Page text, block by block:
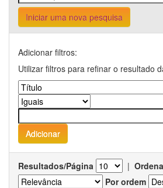
Iniciar uma nova pesquisa
Adicionar filtros:
Utilizar filtros para refinar o resultado
Resultados/Página |
Por ordem